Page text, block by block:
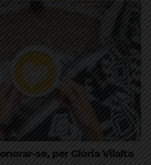
se, per Glòria Vilalta